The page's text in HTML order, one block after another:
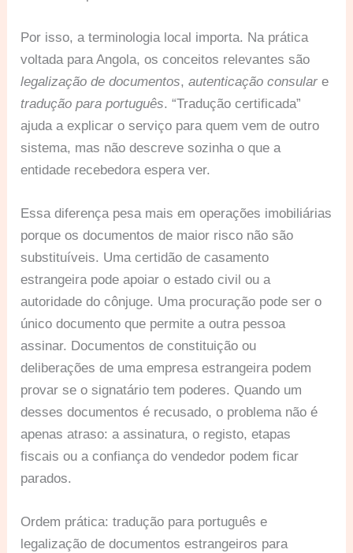
Por isso, a terminologia local importa. Na prática
voltada para Angola, os conceitos relevantes são
legalização de documentos,autenticação consular e
tradução para português. “Tradução certificada”
ajuda a explicar o serviço para quem vem de outro
sistema, mas não descreve sozinha o que a
entidade recebedora espera ver.
Essa diferença pesa mais em operações imobiliárias
porque os documentos de maior risco não são
substituíveis. Uma certidão de casamento
estrangeira pode apoiar o estado civil ou a
autoridade do cônjuge. Uma procuração pode ser o
único documento que permite a outra pessoa
assinar. Documentos de constituição ou
deliberações de uma empresa estrangeira podem
provar se o signatário tem poderes. Quando um
desses documentos é recusado, o problema não é
apenas atraso: a assinatura, o registo, etapas
fiscais ou a confiança do vendedor podem ficar
parados.
Ordem prática: tradução para português e
legalização de documentos estrangeiros para